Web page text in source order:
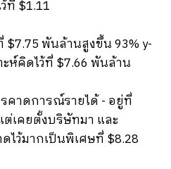
ที่ $1.11
$7.75 พันล้านสูงขึ้น 93% y-
ห์คิดไว้ที่ $7.66 พันล้าน
รคาดการณ์รายได้ - อยู่ที่
เคยตั้งบริษัทมา และ
ไว้มากเป็นพิเศษที่ $8.28